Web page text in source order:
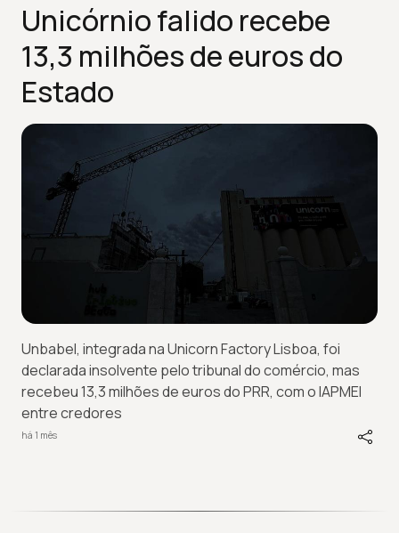
Unicórnio falido recebe
13,3 milhões de euros do
Estado
Unbabel, integrada na Unicorn Factory Lisboa, foi
declarada insolvente pelo tribunal do comércio, mas
recebeu 13,3 milhões de euros do PRR, com o IAPMEI
entre credores
há 1 mês